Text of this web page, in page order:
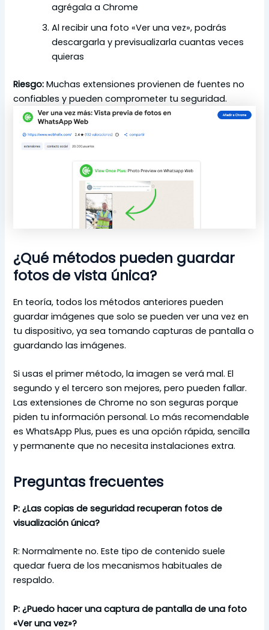
agrégala a Chrome
Al recibir una foto «Ver una vez», podrás
descargarla y previsualizarla cuantas veces
quieras
Riesgo: Muchas extensiones provienen de fuentes no
confiables y pueden comprometer tu seguridad.
¿Qué métodos pueden guardar
fotos de vista única?
En teoría, todos los métodos anteriores pueden
guardar imágenes que solo se pueden ver una vez en
tu dispositivo, ya sea tomando capturas de pantalla o
guardando las imágenes.
Si usas el primer método, la imagen se verá mal. El
segundo y el tercero son mejores, pero pueden fallar.
Las extensiones de Chrome no son seguras porque
piden tu información personal. Lo más recomendable
es WhatsApp Plus, pues es una opción rápida, sencilla
y permanente que no necesita instalaciones extra.
Preguntas frecuentes
P: ¿Las copias de seguridad recuperan fotos de
visualización única?
R: Normalmente no. Este tipo de contenido suele
quedar fuera de los mecanismos habituales de
respaldo.
P:¿Puedo hacer una captura de pantalla de una foto
«Ver una vez»?